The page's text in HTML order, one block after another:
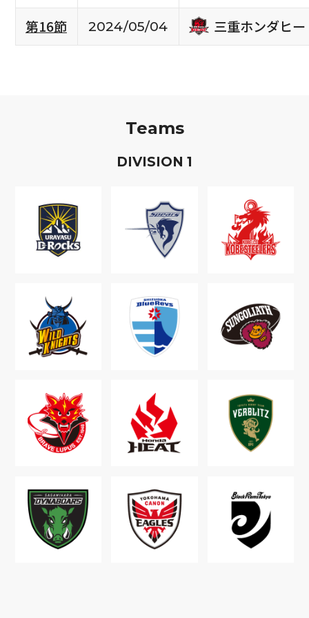
第16節
2024/05/04 三重ホンダヒー
Teams
DIVISION 1